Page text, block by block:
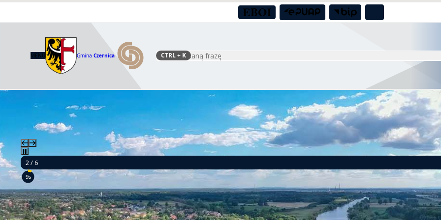
MENU Gmina Czernica Szukaj
CTRL+ K
2 / 6
7s
Ponad milion złotych dla bezpieczeństwa mieszkańców Gminy Czernica!